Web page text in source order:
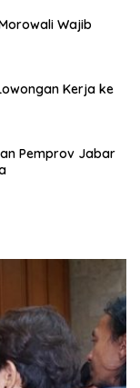
Wajib
Kerja ke
Pemprov Jabar